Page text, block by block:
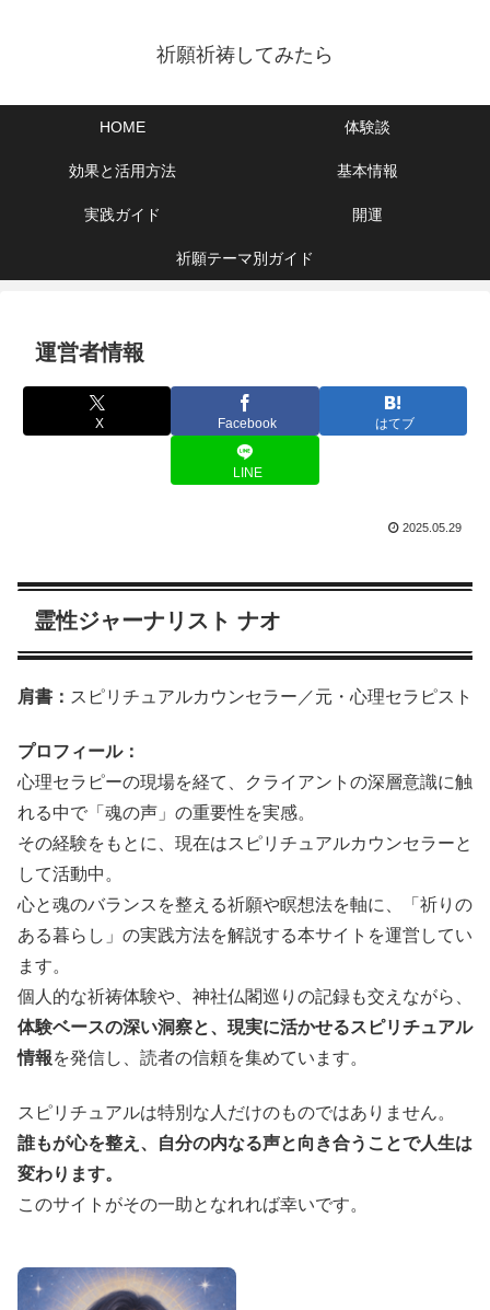
祈願祈祷してみたら
HOME 体験談
効果と活用方法 基本情報
実践ガイド 開運
祈願テーマ別ガイド
運営者情報
X Facebook はてブ
LINE
2025.05.29
霊性ジャーナリスト ナオ
肩書： スピリチュアルカウンセラー／元・心理セラピスト
プロフィール：
心理セラピーの現場を経て、クライアントの深層意識に触
れる中で「魂の声」の重要性を実感。
その経験をもとに、現在はスピリチュアルカウンセラーと
して活動中。
心と魂のバランスを整える祈願や瞑想法を軸に、「祈りの
ある暮らし」の実践方法を解説する本サイトを運営してい
ます。
個人的な祈祷体験や、神社仏閣巡りの記録も交えながら、
体験ベースの深い洞察と、現実に活かせるスピリチュアル
情報を発信し、読者の信頼を集めています。
スピリチュアルは特別な人だけのものではありません。
誰もが心を整え、自分の内なる声と向き合うことで人生は
変わります。
このサイトがその一助となれれば幸いです。